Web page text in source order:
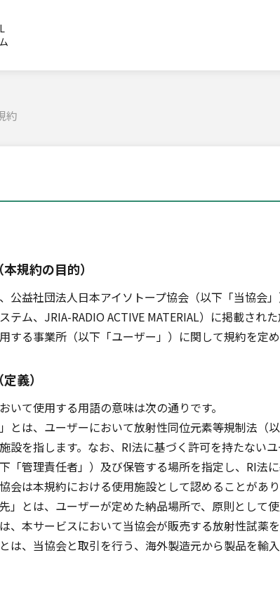
約
規約の目的）
公益社団法人日本アイソトープ協会（以下「当協会
テム、JRIA-RADIO ACTIVE MATERIAL）に掲載さ
する事業所（以下「ユーザー」）に関して規約を定め
義）
いて使用する用語の意味は次の通りです。
」とは、ユーザーにおいて放射性同位元素等規制法
設を指します。なお、RI法に基づく許可を持たない
「管理責任者」）及び保管する場所を指定し、RI法
会は本規約における使用施設として認めることがあり
先」とは、ユーザーが定めた納品場所で、原則として使
は、本サービスにおいて当協会が販売する放射性試薬を
とは、当協会と取引を行う、海外製造元から製品を